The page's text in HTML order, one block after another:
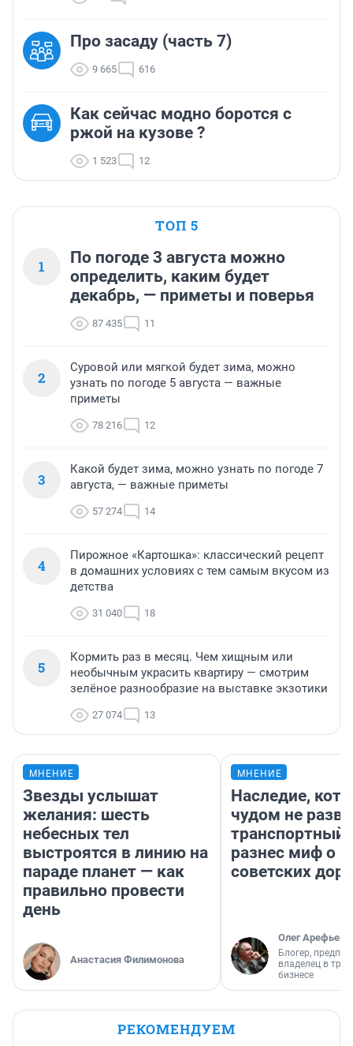
Про засаду (часть 7)
9 665 616
Как сейчас модно боротся с
ржой на кузове ?
1 523 12
ТОП 5
1
По погоде 3 августа можно
определить, каким будет
декабрь, — приметы и поверья
87 435 11
2
Суровой или мягкой будет зима, можно
узнать по погоде 5 августа — важные
приметы
78 216 12
3
Какой будет зима, можно узнать по погоде 7
августа, — важные приметы
57 274 14
4
Пирожное «Картошка»: классический рецепт
в домашних условиях с тем самым вкусом из
детства
31 040 18
5
Кормить раз в месяц. Чем хищным или
необычным украсить квартиру — смотрим
зелёное разнообразие на выставке экзотики
27 074 13
МНЕНИЕ
Звезды услышат
желания: шесть
небесных тел
выстроятся в линию на
параде планет — как
правильно провести
день
Анастасия Филимонова
МНЕНИЕ
Наследие,
чудом не
транспортный
разнес миф о
советских
Олег Арефьев
Блогер,
владелец в
бизнесе
РЕКОМЕНДУЕМ